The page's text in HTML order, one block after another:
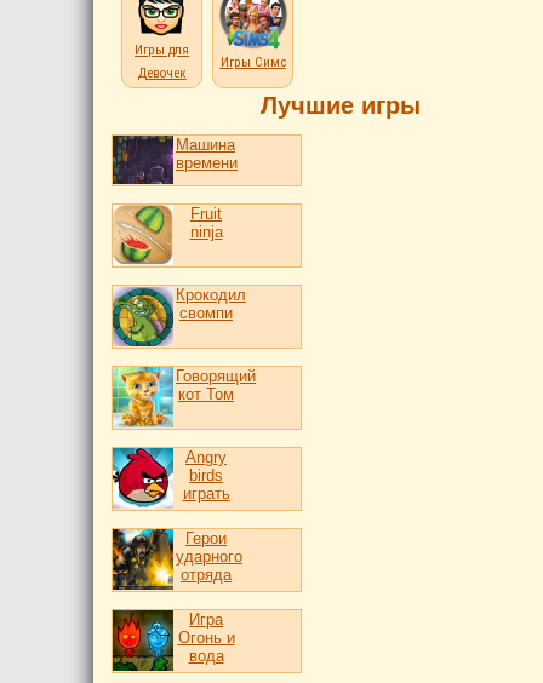
Игры для
Девочек
Игры Симс
Лучшие игры
Машина
времени
Fruit
ninja
Крокодил
свомпи
Говорящий
кот Том
Angry
birds
играть
Герои
ударного
отряда
Игра
Огонь и
вода